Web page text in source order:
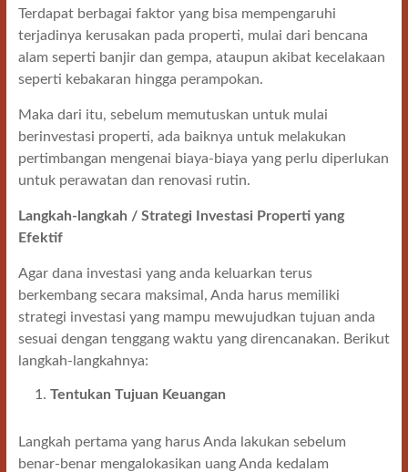
Terdapat berbagai faktor yang bisa mempengaruhi
terjadinya kerusakan pada properti, mulai dari bencana
alam seperti banjir dan gempa, ataupun akibat kecelakaan
seperti kebakaran hingga perampokan.
Maka dari itu, sebelum memutuskan untuk mulai
berinvestasi properti, ada baiknya untuk melakukan
pertimbangan mengenai biaya-biaya yang perlu diperlukan
untuk perawatan dan renovasi rutin.
Langkah-langkah / Strategi Investasi Properti yang
Efektif
Agar dana investasi yang anda keluarkan terus
berkembang secara maksimal, Anda harus memiliki
strategi investasi yang mampu mewujudkan tujuan anda
sesuai dengan tenggang waktu yang direncanakan. Berikut
langkah-langkahnya:
Tentukan Tujuan Keuangan
Langkah pertama yang harus Anda lakukan sebelum
benar-benar mengalokasikan uang Anda kedalam